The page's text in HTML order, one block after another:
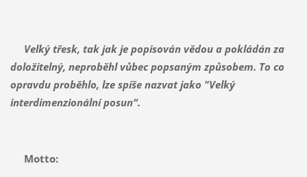
Velký třesk, tak jak je popisován vědou a pokládán za
doložitelný, neproběhl vůbec popsaným způsobem. To co
opravdu proběhlo, lze spíše nazvat jako "Velký
interdimenzionální posun“.
Motto: